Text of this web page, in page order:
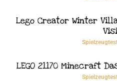
Lego Creator Winter
LEGO 21170 Minecraft